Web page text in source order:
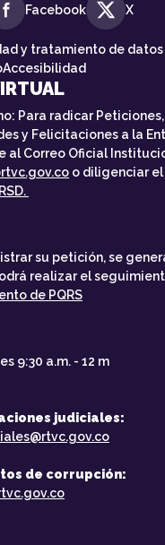
Facebook X
y tratamiento de datos
Accesibilidad
Para radicar
y Felicitaciones a la
al Correo Oficial
o diligenciar
su petición, se
realizar el
de PQRS
9:30 a.m. - 12 m
judiciales:
de corrupción: